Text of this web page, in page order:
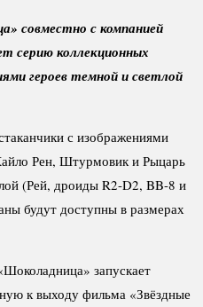
совместно с компанией
серию коллекционных
героев темной и светлой
с изображениями
Рен, Штурмовик и Рыцарь
(Рей, дроиды R2-D2, BB-8 и
будут доступны в размерах
запускает
к выходу фильма «Звёздные